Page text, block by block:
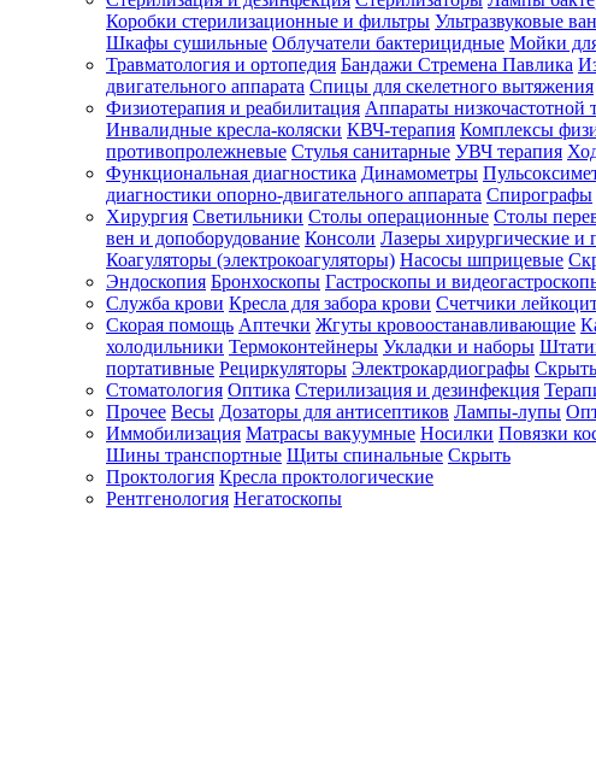
Зарегистрироваться
Зачем
регистрироваться?
Все
покупки
в
одном
месте
Личный
менеджер
Отслеживание
статуса
заказа
Коробки стерилизационные и фильтры Ультразвуковые
Шкафы сушильные Облучатели бактерицидные Мойки
Травматология и ортопедия Бандажи Стремена Павлика
двигательного аппарата Спицы для скелетного вытяжения
Физиотерапия и реабилитация Аппараты низкочастотной
Инвалидные кресла-коляски КВЧ-терапия Комплексы
противопролежневые Стулья санитарные УВЧ терапия
Функциональная диагностика Динамометры
диагностики опорно-двигательного аппарата Спирографы
Хирургия Светильники Столы операционные Столы
вен и допоборудование Консоли Лазеры хирургические и
Коагуляторы (электрокоагуляторы) Насосы шприцевые
Эндоскопия Бронхоскопы Гастроскопы и
Служба крови Кресла для забора крови Счетчики
Скорая помощь Аптечки Жгуты кровоостанавливающие
холодильники Термоконтейнеры Укладки и наборы
портативные Рециркуляторы Электрокардиографы Скрыть
Стоматология Оптика Стерилизация и дезинфекция
Прочее Весы Дозаторы для антисептиков Лампы-лупы
Иммобилизация Матрасы вакуумные Носилки Повязки
Шины транспортные Щиты спинальные Скрыть
Проктология Кресла проктологические
Рентгенология Негатоскопы